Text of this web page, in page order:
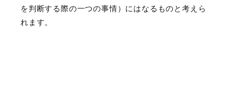
を判断する際の一つの事情）にはなるものと考えら
れます。